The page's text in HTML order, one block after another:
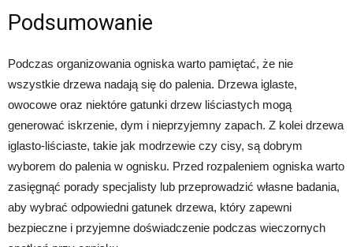
Podsumowanie
Podczas organizowania ogniska warto pamiętać, że nie
wszystkie drzewa nadają się do palenia. Drzewa iglaste,
owocowe oraz niektóre gatunki drzew liściastych mogą
generować iskrzenie, dym i nieprzyjemny zapach. Z kolei drzewa
iglasto-liściaste, takie jak modrzewie czy cisy, są dobrym
wyborem do palenia w ognisku. Przed rozpaleniem ogniska warto
zasięgnąć porady specjalisty lub przeprowadzić własne badania,
aby wybrać odpowiedni gatunek drzewa, który zapewni
bezpieczne i przyjemne doświadczenie podczas wieczornych